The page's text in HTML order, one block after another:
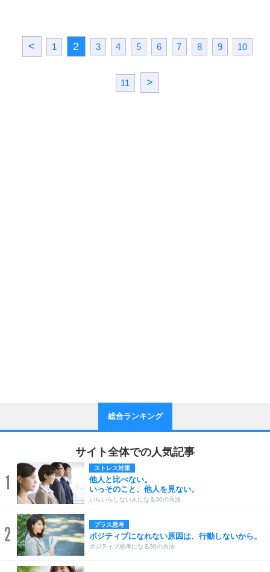
< 1 2 3 4 5 6 7 8 9 10
11 >
総合ランキング
サイト全体での人気記事
1
ストレス対策
他人と比べない。
いっそのこと、他人を見ない。
いらいらしない人になる30の方法
2 プラス思考
ポジティブになれない原因は、行動しないから。
ポジティブ思考になる30の方法